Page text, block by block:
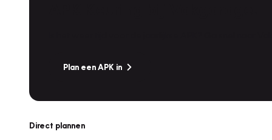
Plan een APK in
Direct plannen